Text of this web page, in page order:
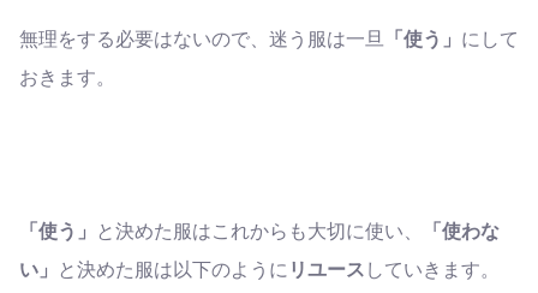
無理をする必要はないので、迷う服は一旦 「使う」 にして
おきます。
「使う」 と決めた服はこれからも大切に使い、
「使わな
い」
と決めた服は以下のように リユース していきます。